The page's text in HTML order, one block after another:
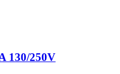
130/250V